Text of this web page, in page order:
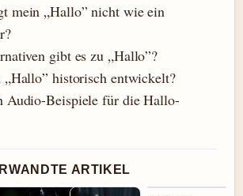
mein „Hallo” nicht wie ein
gibt es zu „Hallo”?
historisch entwickelt?
Audio-Beispiele für die Hallo-
ARTIKEL